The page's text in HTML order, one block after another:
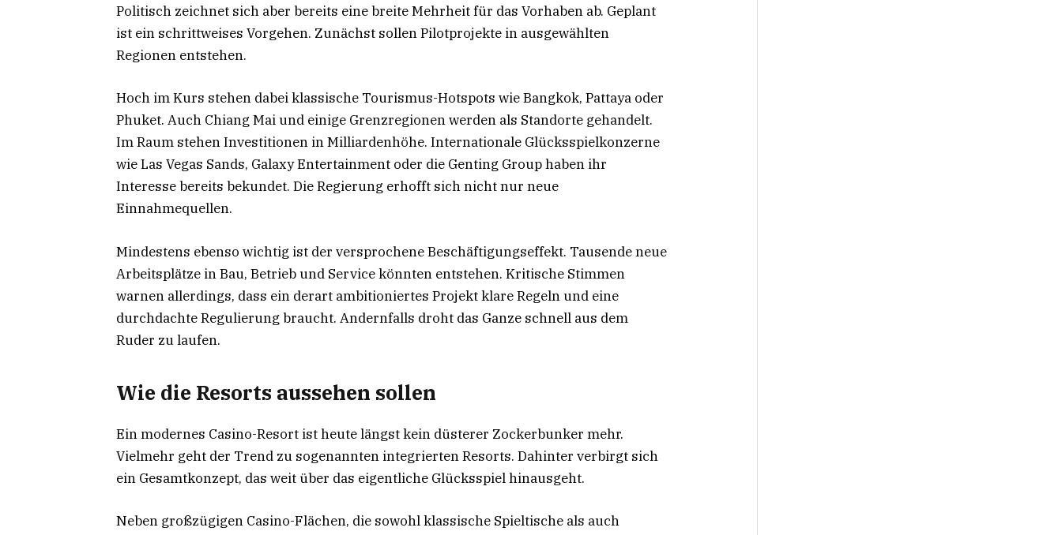
Politisch zeichnet sich aber bereits eine breite Mehrheit für das Vorhaben ab. Geplant
ist ein schrittweises Vorgehen. Zunächst sollen Pilotprojekte in ausgewählten
Regionen entstehen.
Hoch im Kurs stehen dabei klassische Tourismus-Hotspots wie Bangkok, Pattaya oder
Phuket. Auch Chiang Mai und einige Grenzregionen werden als Standorte gehandelt.
Im Raum stehen Investitionen in Milliardenhöhe. Internationale Glücksspielkonzerne
wie Las Vegas Sands, Galaxy Entertainment oder die Genting Group haben ihr
Interesse bereits bekundet. Die Regierung erhofft sich nicht nur neue
Einnahmequellen.
Mindestens ebenso wichtig ist der versprochene Beschäftigungseffekt. Tausende neue
Arbeitsplätze in Bau, Betrieb und Service könnten entstehen. Kritische Stimmen
warnen allerdings, dass ein derart ambitioniertes Projekt klare Regeln und eine
durchdachte Regulierung braucht. Andernfalls droht das Ganze schnell aus dem
Ruder zu laufen.
Wie die Resorts aussehen sollen
Ein modernes Casino-Resort ist heute längst kein düsterer Zockerbunker mehr.
Vielmehr geht der Trend zu sogenannten integrierten Resorts. Dahinter verbirgt sich
ein Gesamtkonzept, das weit über das eigentliche Glücksspiel hinausgeht.
Neben großzügigen Casino-Flächen, die sowohl klassische Spieltische als auch